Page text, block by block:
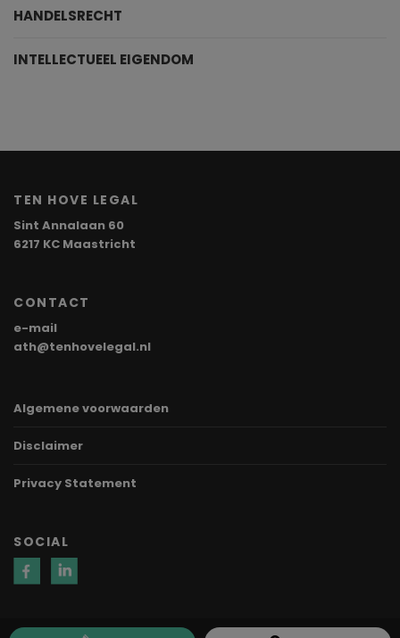
HANDELSRECHT
INTELLECTUEEL EIGENDOM
TEN HOVE LEGAL
Sint Annalaan 60
6217 KC Maastricht
CONTACT
e-mail
ath@tenhovelegal.nl
Algemene voorwaarden
Disclaimer
Privacy Statement
SOCIAL